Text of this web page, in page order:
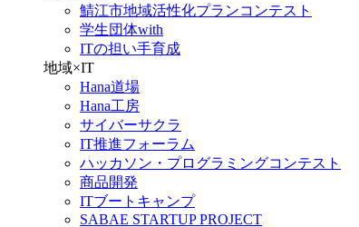
鯖江市地域活性化プランコンテスト
学生団体with
ITの担い手育成
地域×IT
Hana道場
Hana工房
サイバーサクラ
IT推進フォーラム
ハッカソン・プログラミングコンテスト
商品開発
ITブートキャンプ
SABAE STARTUP PROJECT